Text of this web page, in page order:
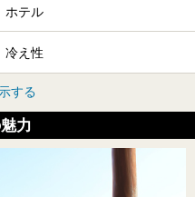
ホテル
冷え性
する
力